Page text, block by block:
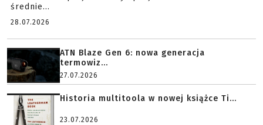
średnie...
28.07.2026
ATN Blaze Gen 6: nowa generacja
termowiz...
27.07.2026
Historia multitoola w nowej książce Ti...
23.07.2026